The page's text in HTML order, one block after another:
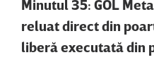
Minutul 35: GOL
reluat direct din
liberă executată din